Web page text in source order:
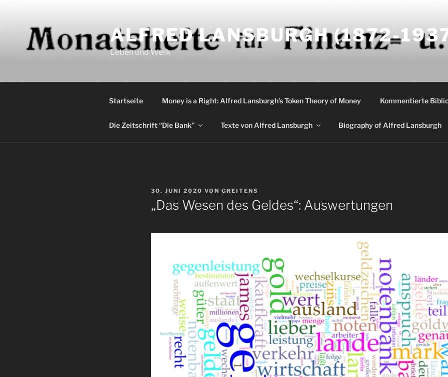
springen
ALFRED LANSBURGH (1872-
Leben und Werk
Startseite Money is a Right: Alfred Lansburgh’s Token Theory of Money Kommentierte
Die Zeitschrift “Die Bank” Texte von Alfred Lansburgh Biography of Alfred Lansburgh
VERÖFFENTLICHT
AM
30. JUNI 2020 VON GREITENS
„Das Wesen des Geldes“: Auswertungen